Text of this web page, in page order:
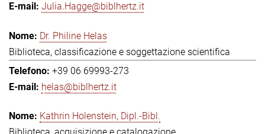
Julia.Hagge@biblhertz.it
Dr. Philine Helas
Biblioteca, classificazione e soggettazione scientifica
+39 06 69993-273
helas@biblhertz.it
Kathrin Holenstein, Dipl.-Bibl.